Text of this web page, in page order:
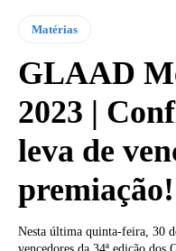
Matérias
GLAAD
2023 |
leva de
premiação!
Nesta última quinta-feira, 30